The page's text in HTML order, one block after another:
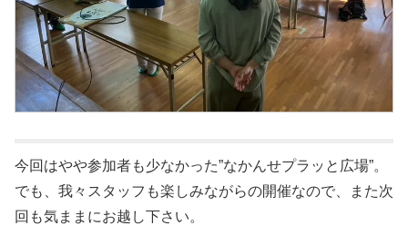
今回はやや参加者も少なかった”なかんせプラッと広場”。
でも、我々スタッフも楽しみながらの開催なので、また次
回も気ままにお越し下さい。